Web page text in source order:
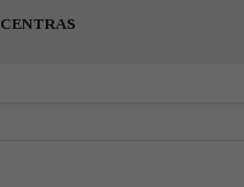
CENTRAS